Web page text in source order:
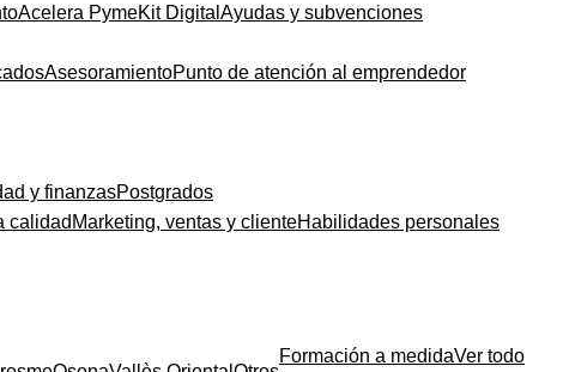
Acelera PymeKit Digital Ayudas y subvenciones
AsesoramientoPunto de atención al emprendedor
y finanzasPostgrados
calidad Marketing, ventas y clienteHabilidades personales
Formación a medidaVer todo